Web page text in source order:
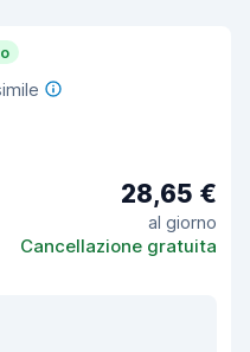
28,65 €
al giorno
Cancellazione gratuita